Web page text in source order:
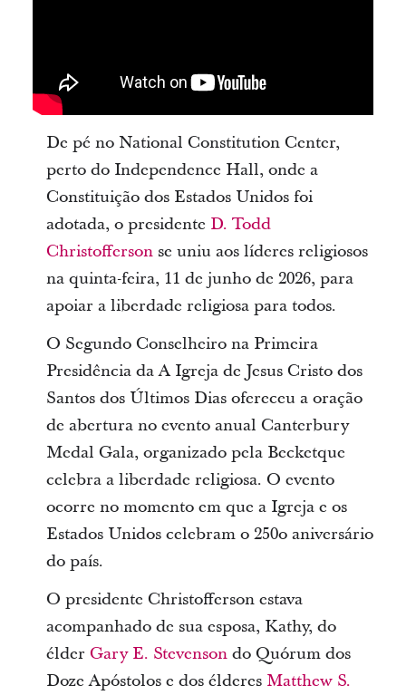
De pé no National Constitution Center,
perto do Independence Hall, onde a
Constituição dos Estados Unidos foi
adotada, o presidente D. Todd
Christoffersonse uniu aos líderes religiosos
na quinta-feira, 11 de junho de 2026, para
apoiar a liberdade religiosa para todos.
O Segundo Conselheiro na Primeira
Presidência da A Igreja de Jesus Cristo dos
Santos dos Últimos Dias ofereceu a oração
de abertura no evento anual Canterbury
Medal Gala, organizado pela Becketque
celebra a liberdade religiosa. O evento
ocorre no momento em que a Igreja e os
Estados Unidos celebram o 250o aniversário
do país.
O presidente Christofferson estava
acompanhado de sua esposa, Kathy, do
élder Gary E. Stevensondo Quórum dos
Doze Apóstolos e dos élderes Matthew S.